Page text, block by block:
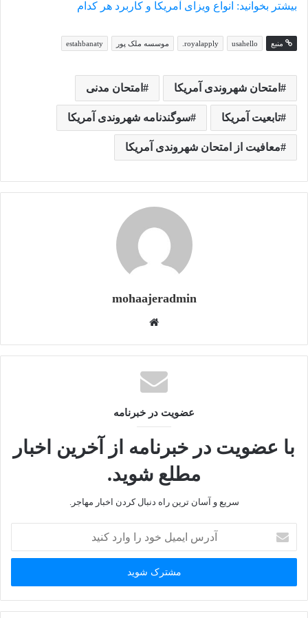
بیشتر بخوانید: انواع ویزای آمریکا و کاربرد هر کدام
منبع usahello
royalapply. موسسه ملک پور estahbanaty
امتحان شهروندی آمریکا امتحان مدنی
تابعیت آمریکا سوگندنامه شهروندی آمریکا
معافیت از امتحان شهروندی آمریکا
mohaajeradmin
س
ا
عضویت در خبرنامه
با عضویت در خبرنامه از آخرین اخبار
مطلع شوید.
سریع و آسان ترین راه دنبال کردن اخبار مهاجر.
ر
ا
ی